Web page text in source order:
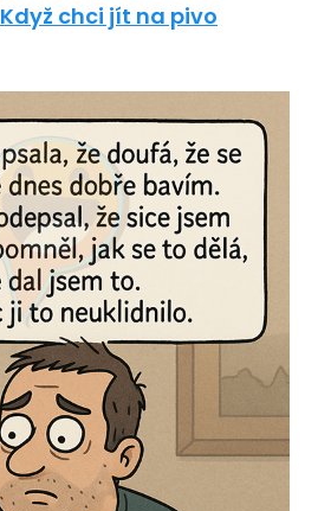
Když chci jít na pivo